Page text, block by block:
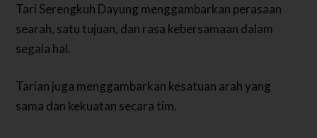
Tari Serengkuh Dayung menggambarkan perasaan
searah, satu tujuan, dan rasa kebersamaan dalam
segala hal.
Tarian juga menggambarkan kesatuan arah yang
sama dan kekuatan secara tim.